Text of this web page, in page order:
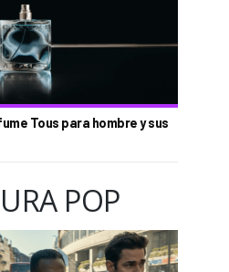
Tous para hombre y sus
POP